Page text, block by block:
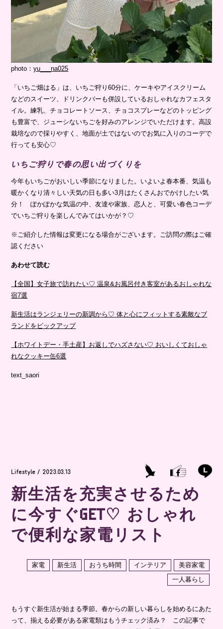
photo：yu___na025
「いちご畑はる」は、いちご狩り60分に、ケーキやアイスクリーム
などのスイーツ、ドリンクバーも併設しているおしゃれなカフェスタ
イル。練乳、チョコレートソース、チョコスプレーなどのトッピング
も豊富で、ジューシないちごを好みのアレンジでいただけます。高設
栽培なので採りやすく、地面が土ではないのでお気に入りのコーデで
行っても安心♡
いちご狩りで春の思い出づくりを
今年もいちごがおいしい季節になりました。いよいよ春本番、気温も
暖かくなり清々しい天気の日も多い3月はたくさんおでかけしたい気
分！ ぽかぽかな気温の中、友達や家族、恋人と、可愛い春色コーデ
でいちご狩りを楽しんでみてはいかが？♡
※ご紹介した情報は変更になる場合がございます。ご訪問の際はご確
認ください⁣⁣⁣⁣⁣⁣⁣
あわせて読む
【全国】女子旅で訪れたい♡ 温泉&お風呂付き客室があるおしゃれな
宿7選
新生活はランジェリーの新調から♡ 体と心にフィットする素敵なブ
ランドをピックアップ
【ホワイトデー・手土産】お返しでハズさない♡ おいしくておしゃ
れなクッキー缶6選
text_saori
Lifestyle / 2023.03.13
新生活を充実させるため
に今すぐGET♡ おしゃれ
で便利な家電リスト
家電 新生活 おうち時間 インテリア
美容家電
一人暮らし
もうすぐ新生活が始まる季節。春からの新しい暮らしを始めるにあた
って、揃える必要がある家電類はもうチェック済み？ この記事で